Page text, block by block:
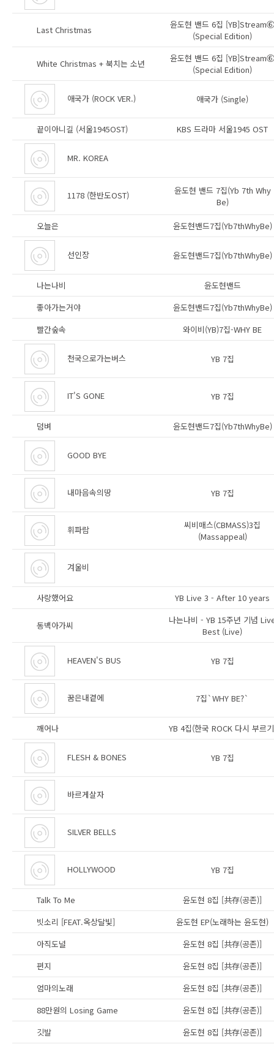
Last Christmas
윤도현 밴드 6집
(Special Edition)
White Christmas + 북치는 소년
윤도현 밴드 6집
(Special Edition)
애국가 (ROCK VER.) 애국가 (Single)
끝이아니길 (서울1945OST) KBS 드라마 서울1945 OST
MR. KOREA
1178 (한반도OST)
윤도현 밴드 7집(Yb 7th Why
Be)
오늘은 윤도현밴드7집(Yb7thWhyBe)
선인장 윤도현밴드7집(Yb7thWhyBe)
나는나비
윤도현밴드
좋아가는거야
윤도현밴드7집(Yb7thWhyBe)
빨간숲속
와이비(YB)7집-WHY BE
천국으로가는버스 YB 7집
IT'S GONE YB 7집
덤벼 윤도현밴드7집(Yb7thWhyBe)
GOOD BYE
내마음속의땅 YB 7집
휘파람
씨비매스(CBMASS)3집
(Massappeal)
겨울비
사랑했어요 YB Live 3 - After 10 years
동백아가씨
나는나비 - YB 15주년 기념
Best (Live)
HEAVEN'S BUS YB 7집
꿈은내곁에 7집`WHY BE?`
깨어나 YB 4집(한국 ROCK 다시 부르
FLESH & BONES YB 7집
바르게살자
SILVER BELLS
HOLLYWOOD YB 7집
Talk To Me
윤도현 8집 [共存(공존)]
빗소리 [FEAT.옥상달빛]
윤도현 EP(노래하는 윤도현)
아직도널
윤도현 8집 [共存(공존)]
편지
윤도현 8집 [共存(공존)]
엄마의노래
윤도현 8집 [共存(공존)]
88만원의 Losing Game
윤도현 8집 [共存(공존)]
깃발
윤도현 8집 [共存(공존)]